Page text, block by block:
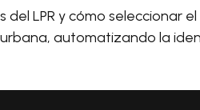
del LPR y cómo seleccionar
automatizando la